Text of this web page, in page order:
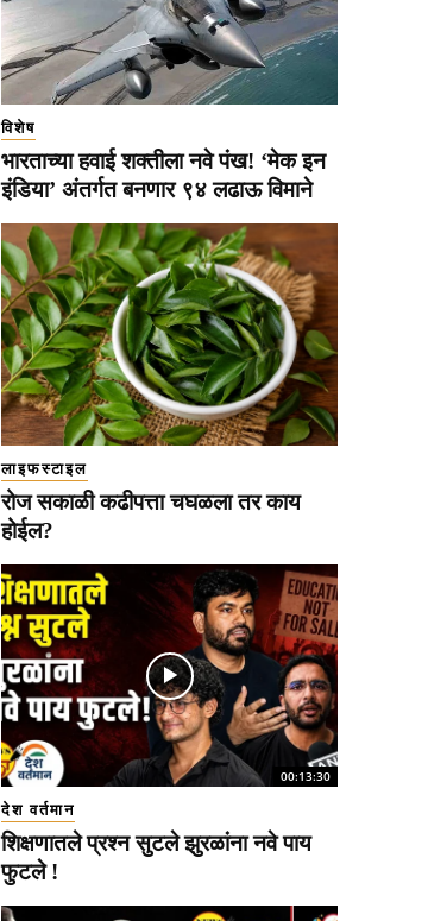
विशेष
भारताच्या हवाई शक्तीला नवे पंख! ‘मेक इन
इंडिया’ अंतर्गत बनणार ९४ लढाऊ विमाने
लाइफस्टाइल
रोज सकाळी कढीपत्ता चघळला तर काय
होईल?
00:13:30
देश वर्तमान
शिक्षणातले प्रश्न सुटले झुरळांना नवे पाय
फुटले !